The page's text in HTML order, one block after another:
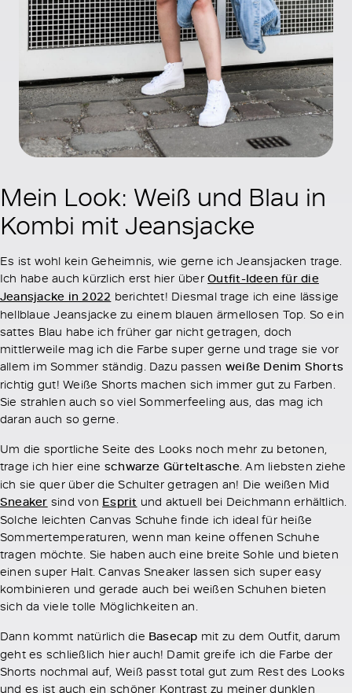
Mein Look: Weiß und Blau in
Kombi mit Jeansjacke
Es ist wohl kein Geheimnis, wie gerne ich Jeansjacken trage.
Ich habe auch kürzlich erst hier überOutfit-Ideen für die
Jeansjacke in 2022 berichtet! Diesmal trage ich eine lässige
hellblaue Jeansjacke zu einem blauen ärmellosen Top. So ein
sattes Blau habe ich früher gar nicht getragen, doch
mittlerweile mag ich die Farbe super gerne und trage sie vor
allem im Sommer ständig. Dazu passen weiße Denim Shorts
richtig gut! Weiße Shorts machen sich immer gut zu Farben.
Sie strahlen auch so viel Sommerfeeling aus, das mag ich
daran auch so gerne.
Um die sportliche Seite des Looks noch mehr zu betonen,
trage ich hier eine schwarze Gürteltasche. Am liebsten ziehe
ich sie quer über die Schulter getragen an! Die weißen Mid
Sneaker sind von Esprit und aktuell bei Deichmann erhältlich.
Solche leichten Canvas Schuhe finde ich ideal für heiße
Sommertemperaturen, wenn man keine offenen Schuhe
tragen möchte. Sie haben auch eine breite Sohle und bieten
einen super Halt. Canvas Sneaker lassen sich super easy
kombinieren und gerade auch bei weißen Schuhen bieten
sich da viele tolle Möglichkeiten an.
Dann kommt natürlich die Basecap mit zu dem Outfit, darum
geht es schließlich hier auch! Damit greife ich die Farbe der
Shorts nochmal auf, Weiß passt total gut zum Rest des Looks
und es ist auch ein schöner Kontrast zu meiner dunklen